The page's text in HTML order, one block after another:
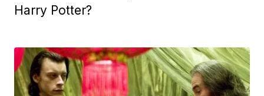
Harry Potter?